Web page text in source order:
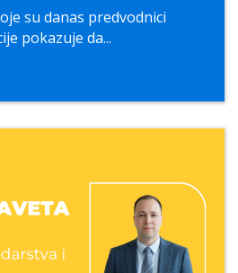
su danas predvodnici
pokazuje da...